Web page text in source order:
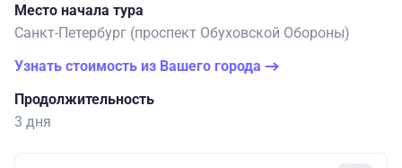
Место начала тура
Санкт-Петербург (проспект Обуховской Обороны)
Узнать стоимость из Вашего города
Продолжительность
3 дня